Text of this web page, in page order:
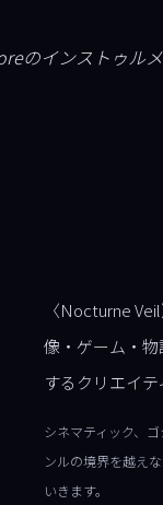
のインストゥル
〈Nocturne
像・ゲーム・物
するクリエイテ
シネマティック、
ンルの境界を越え
いきます。